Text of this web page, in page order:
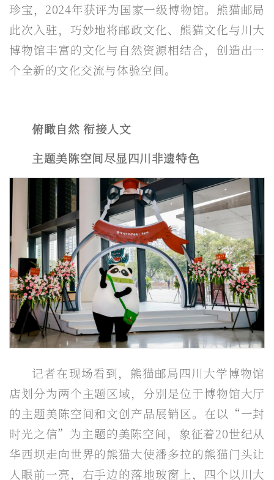
珍宝，2024年获评为国家一级博物馆。熊猫邮局
此次入驻，巧妙地将邮政文化、熊猫文化与川大
博物馆丰富的文化与自然资源相结合，创造出一
个全新的文化交流与体验空间。
俯瞰自然 衔接人文
主题美陈空间尽显四川非遗特色
记者在现场看到，熊猫邮局四川大学博物馆
店划分为两个主题区域，分别是位于博物馆大厅
的主题美陈空间和文创产品展销区。在以“一封
时光之信”为主题的美陈空间，象征着20世纪从
华西坝走向世界的熊猫大使潘多拉的熊猫门头让
人眼前一亮，右手边的落地玻窗上，四个以川大